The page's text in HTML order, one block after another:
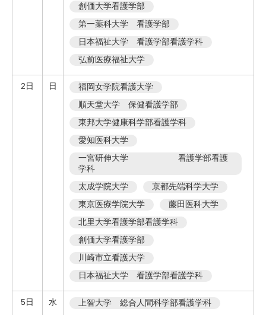
創価大学看護学部
第一薬科大学 看護学部
日本福祉大学 看護学部看護学科
弘前医療福祉大学
2日 日
福岡女学院看護大学
順天堂大学 保健看護学部
東邦大学健康科学部看護学科
愛知医科大学
一宮研伸大学 看護学部看護
学科
太成学院大学
京都先端科学大学
東京医療学院大学
藤田医科大学
北里大学看護学部看護学科
創価大学看護学部
川崎市立看護大学
日本福祉大学 看護学部看護学科
5日 水
上智大学 総合人間科学部看護学科